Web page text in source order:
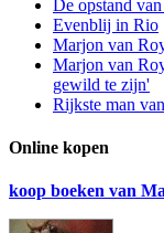
De opstand
Evenblij in Rio
Marjon van
Marjon van
gewild te zijn'
Rijkste man
Online kopen
koop boeken van